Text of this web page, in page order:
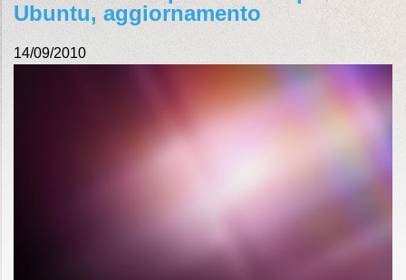
Ubuntu, aggiornamento
14/09/2010